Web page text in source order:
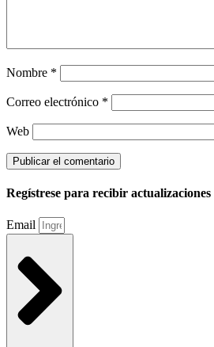
Nombre *
Correo electrónico *
Web
Regístrese para recibir actualizaciones
Email